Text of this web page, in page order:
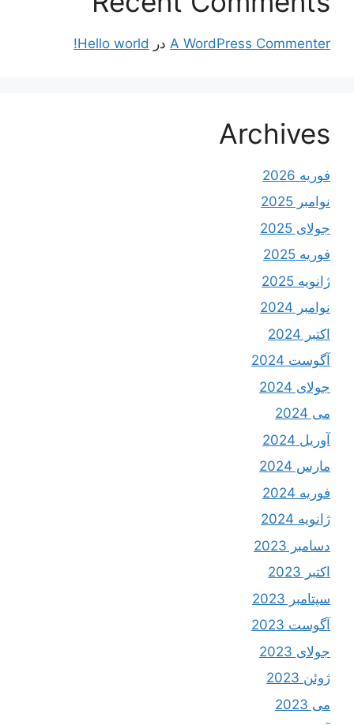
A WordPress Commenter در Hello world!
Archives
فوریه 2026
نوامبر 2025
جولای 2025
فوریه 2025
ژانویه 2025
نوامبر 2024
اکتبر 2024
آگوست 2024
جولای 2024
می 2024
آوریل 2024
مارس 2024
فوریه 2024
ژانویه 2024
دسامبر 2023
اکتبر 2023
سپتامبر 2023
آگوست 2023
جولای 2023
ژوئن 2023
می 2023